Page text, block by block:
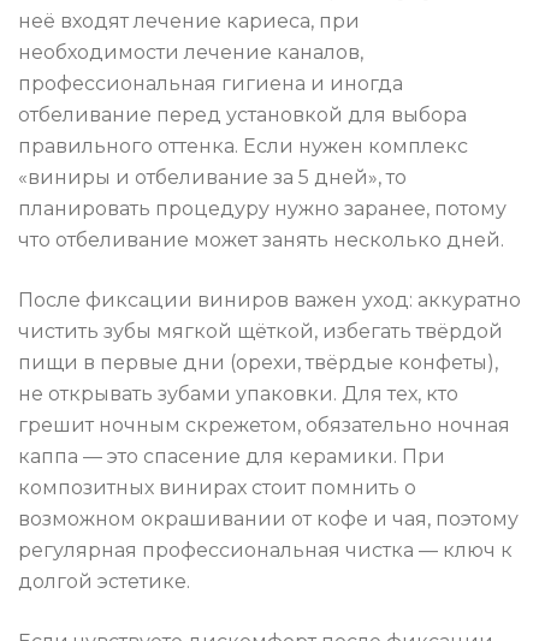
неё входят лечение кариеса, при
необходимости лечение каналов,
профессиональная гигиена и иногда
отбеливание перед установкой для выбора
правильного оттенка. Если нужен комплекс
«виниры и отбеливание за 5 дней», то
планировать процедуру нужно заранее, потому
что отбеливание может занять несколько дней.
После фиксации виниров важен уход: аккуратно
чистить зубы мягкой щёткой, избегать твёрдой
пищи в первые дни (орехи, твёрдые конфеты),
не открывать зубами упаковки. Для тех, кто
грешит ночным скрежетом, обязательно ночная
каппа — это спасение для керамики. При
композитных винирах стоит помнить о
возможном окрашивании от кофе и чая, поэтому
регулярная профессиональная чистка — ключ к
долгой эстетике.